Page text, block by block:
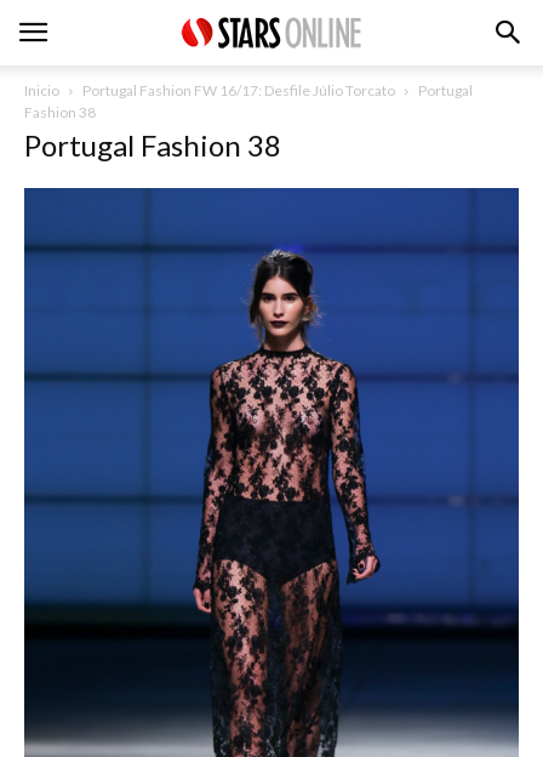
Inicio Portugal Fashion FW 16/17: Desfile Júlio Torcato
Portugal
Fashion 38
Portugal Fashion 38